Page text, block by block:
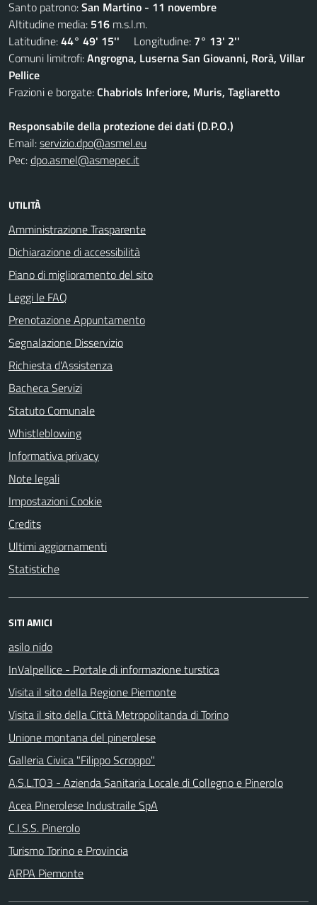
Santo patrono:San Martino - 11 novembre
Altitudine media: 516 m.s.l.m.
Latitudine:44° 49' 15'' Longitudine: 7° 13' 2''
Comuni limitrofi:Angrogna, Luserna San Giovanni, Rorà, Villar
Pellice
Frazioni e borgate:Chabriols Inferiore, Muris, Tagliaretto
Responsabile della protezione dei dati (D.P.O.)
Email:servizio.dpo@asmel.eu
Pec:dpo.asmel@asmepec.it
UTILITÀ
Amministrazione Trasparente
Dichiarazione di accessibilità
Piano di miglioramento del sito
Leggi le FAQ
Prenotazione Appuntamento
Segnalazione Disservizio
Richiesta d'Assistenza
Bacheca Servizi
Statuto Comunale
Whistleblowing
Informativa privacy
Note legali
Impostazioni Cookie
Credits
Ultimi aggiornamenti
Statistiche
SITI AMICI
asilo nido
InValpellice - Portale di informazione turstica
Visita il sito della Regione Piemonte
Visita il sito della Città Metropolitanda di Torino
Unione montana del pinerolese
Galleria Civica "Filippo Scroppo"
A.S.L.TO3 - Azienda Sanitaria Locale di Collegno e Pinerolo
Acea Pinerolese Industraile SpA
C.I.S.S. Pinerolo
Turismo Torino e Provincia
ARPA Piemonte